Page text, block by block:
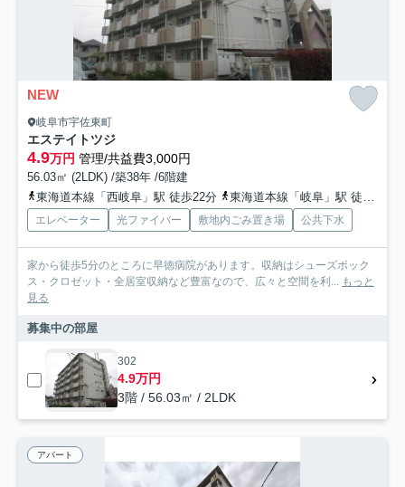
NEW
岐阜市宇佐東町
エステイトツジ
4.9万円 管理/共益費3,000円
56.03㎡ (2LDK) /築38年 /6階建
東海道本線「西岐阜」駅 徒歩22分
東海道本線「岐阜」駅 徒歩37分
エレベーター 光ファイバー 敷地内ごみ置き場 公共下水
家から徒歩5分のところに早徳病院があります。収納はシューズボック
ス・クロゼット・全居室収納など豊富なので、広々と空間を利... もっと
見る
募集中の部屋
302
4.9万円
3階 / 56.03㎡ / 2LDK
アパート